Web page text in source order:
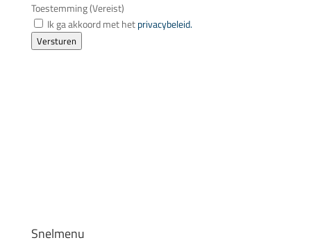
Toestemming(Vereist)
Ik ga akkoord met hetprivacybeleid.
Versturen
Snelmenu